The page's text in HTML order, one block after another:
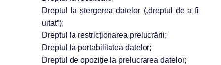
Dreptul la ștergerea datelor („dreptul de a fi
uitat”);
Dreptul la restricționarea prelucrării;
Dreptul la portabilitatea datelor;
Dreptul de opoziție la prelucrarea datelor;